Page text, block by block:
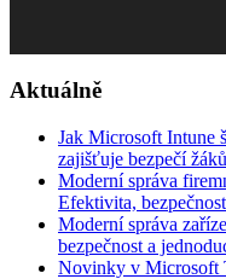
Aktuálně
Jak Microsoft Intune
zajišťuje bezpečí žáků
Moderní správa
Efektivita,
Moderní správa
bezpečnost a
Novinky v Microsoft